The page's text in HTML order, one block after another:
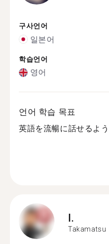
구사언어
일본어
학습언어
영어
언어 학습 목표
英語を流暢に話せるよ
I.
Takamatsu